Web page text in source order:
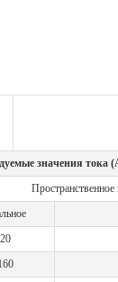
значения тока